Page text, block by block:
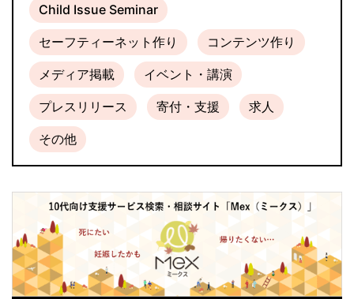
Child Issue Seminar
セーフティーネット作り コンテンツ作り
メディア掲載 イベント・講演
プレスリリース 寄付・支援 求人
その他